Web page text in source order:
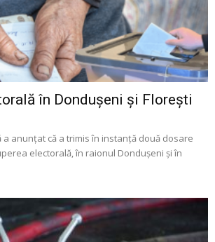
în Dondușeni și Florești
anunțat că a trimis în instanță două dosare
electorală, în raionul Dondușeni și în